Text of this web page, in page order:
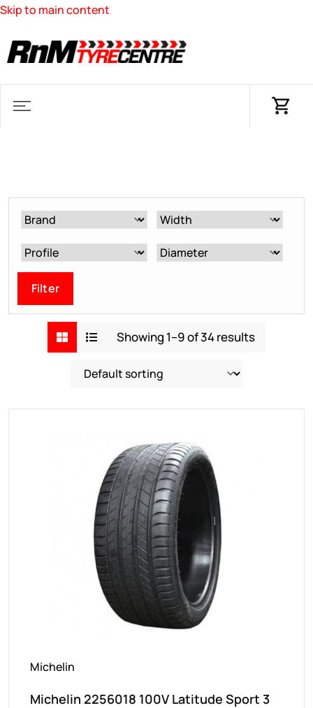
Skip to main content
Filter
Showing 1–9 of 34 results
Michelin
Michelin 2256018 100V Latitude Sport 3